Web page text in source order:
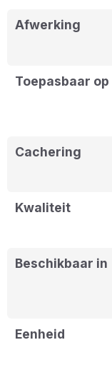
Afwerking
Toepasbaar op
Cachering
Kwaliteit
Beschikbaar in
Eenheid